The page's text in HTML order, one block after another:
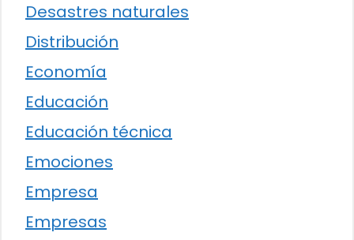
Desastres naturales
Distribución
Economía
Educación
Educación técnica
Emociones
Empresa
Empresas